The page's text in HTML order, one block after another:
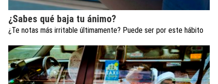
¿Sabes qué baja tu ánimo?
¿Te notas más irritable últimamente? Puede ser por este hábito